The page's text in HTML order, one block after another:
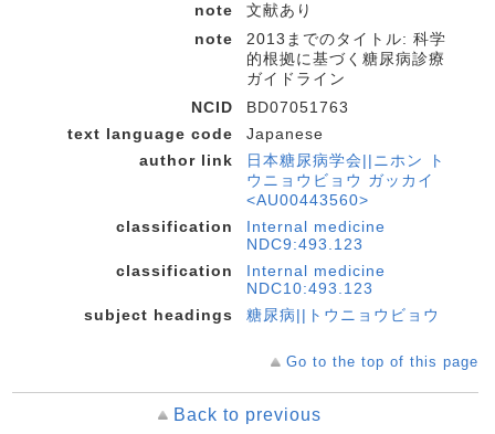
note
文献あり
note
2013までのタイトル: 科学
的根拠に基づく糖尿病診療
ガイドライン
NCID
BD07051763
text language code
Japanese
author link
日本糖尿病学会||ニホン ト
ウニョウビョウ ガッカイ
<AU00443560>
classification
Internal medicine
NDC9:493.123
classification
Internal medicine
NDC10:493.123
subject headings
糖尿病||トウニョウビョウ
Go to the top of this page
Back to previous